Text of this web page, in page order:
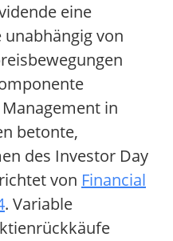
eine
unabhängig von
in
betonte,
des Investor Day
von Financial
. Variable